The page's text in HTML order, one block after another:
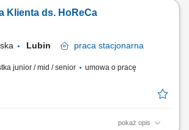
Klienta ds. HoReCa
Lubin praca stacjonarna
junior / mid / senior
umowa o pracę
pokaż opis